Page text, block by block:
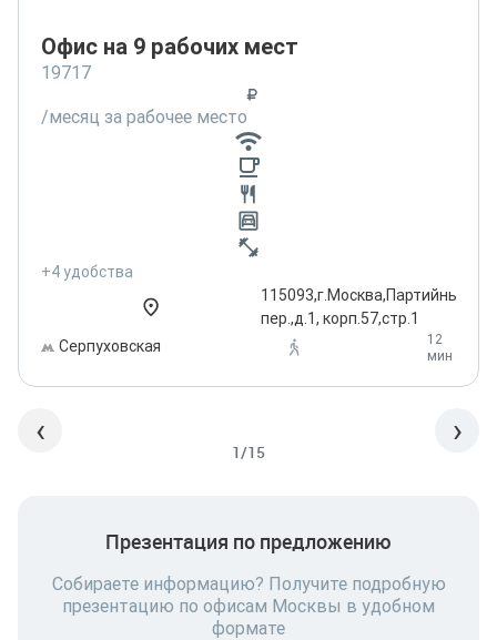
Офис на 9 рабочих мест
19717
/месяц за рабочее место
+4 удобства
115093,г.Москва,Партийный
пер.,д.1, корп.57,стр.1
Серпуховская
12
мин
‹ ›
1/15
Презентация по предложению
Собираете информацию? Получите подробную
презентацию по офисам Москвы в удобном
формате